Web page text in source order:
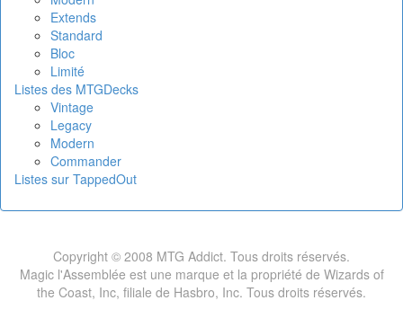
Extends
Standard
Bloc
Limité
Listes des MTGDecks
Vintage
Legacy
Modern
Commander
Listes sur TappedOut
Copyright © 2008 MTG Addict. Tous droits réservés.
Magic l'Assemblée est une marque et la propriété de Wizards of
the Coast, Inc, filiale de Hasbro, Inc. Tous droits réservés.